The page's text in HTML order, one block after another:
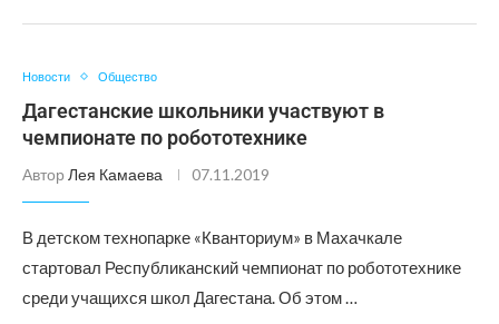
Новости Общество
Дагестанские школьники участвуют в
чемпионате по робототехнике
Автор Лея Камаева 07.11.2019
В детском технопарке «Кванториум» в Махачкале
стартовал Республиканский чемпионат по робототехнике
среди учащихся школ Дагестана. Об этом …